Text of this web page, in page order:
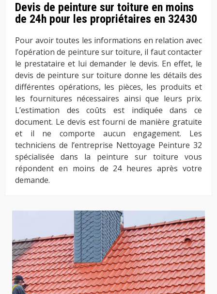
Devis de peinture sur toiture en moins
de 24h pour les propriétaires en 32430
Pour avoir toutes les informations en relation avec
l’opération de peinture sur toiture, il faut contacter
le prestataire et lui demander le devis. En effet, le
devis de peinture sur toiture donne les détails des
différentes opérations, les pièces, les produits et
les fournitures nécessaires ainsi que leurs prix.
L’estimation des coûts est indiquée dans ce
document. Le devis est fourni de manière gratuite
et il ne comporte aucun engagement. Les
techniciens de l’entreprise Nettoyage Peinture 32
spécialisée dans la peinture sur toiture vous
répondent en moins de 24 heures après votre
demande.